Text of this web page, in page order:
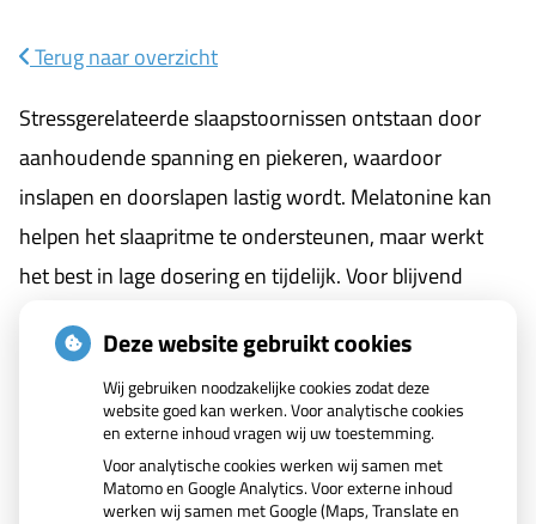
Terug naar overzicht
Melatonine
bij
stressgerelateerde
slaapstoornissen
Stressgerelateerde slaapstoornissen ontstaan door
aanhoudende spanning en piekeren, waardoor
inslapen en doorslapen lastig wordt. Melatonine kan
helpen het slaapritme te ondersteunen, maar werkt
het best in lage dosering en tijdelijk. Voor blijvend
stressreductie, goede slaaphygiëne en eventueel
professionele begeleiding.
Lees het hele artikel op: Nationale zorggids
Deze website gebruikt cookies
Wij gebruiken noodzakelijke cookies zodat deze
website goed kan werken. Voor analytische cookies
en externe inhoud vragen wij uw toestemming.
Voor analytische cookies werken wij samen met
Matomo en Google Analytics. Voor externe inhoud
werken wij samen met Google (Maps, Translate en